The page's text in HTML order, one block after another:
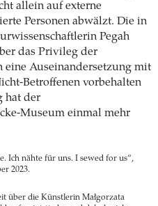
allein auf externe
Personen abwälzt. Die in
Pegah
das Privileg der
eine Auseinandersetzung mit
Betroffenen vorbehalten
hat der
Museum einmal mehr
Ich nähte für uns. I sewed for us“,
2023.
über die Künstlerin Małgorzata